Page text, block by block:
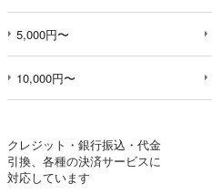
5,000円〜
10,000円〜
クレジット・銀行振込・代金
引換、各種の決済サービスに
対応しています